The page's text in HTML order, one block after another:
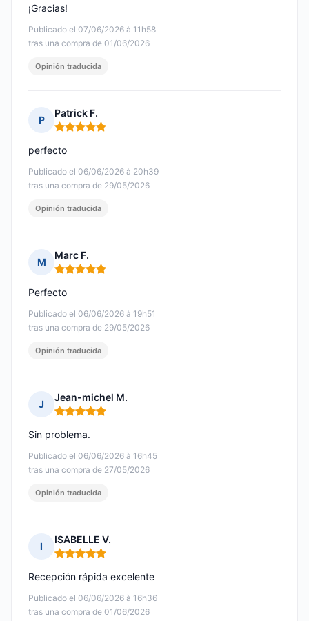
Publicado el 07/06/2026 à 11h58
tras una compra de 01/06/2026
¡Gracias!
Opinión traducida
P
Patrick F.
Nota: 5 de 5
Publicado el 06/06/2026 à 20h39
tras una compra de 29/05/2026
perfecto
Opinión traducida
M
Marc F.
Nota: 5 de 5
Publicado el 06/06/2026 à 19h51
tras una compra de 29/05/2026
Perfecto
Opinión traducida
J
Jean-michel M.
Nota: 5 de 5
Publicado el 06/06/2026 à 16h45
tras una compra de 27/05/2026
Sin problema.
Opinión traducida
I
ISABELLE V.
Nota: 5 de 5
Publicado el 06/06/2026 à 16h36
tras una compra de 01/06/2026
Recepción rápida excelente